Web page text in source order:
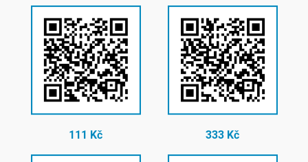
111 Kč 333 Kč